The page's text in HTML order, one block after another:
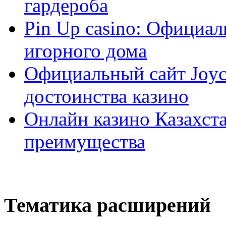
гардероба
Pin Up casino:
игорного дома
Официальный сайт
достоинства казино
Онлайн казино
преимущества
Тематика расширений